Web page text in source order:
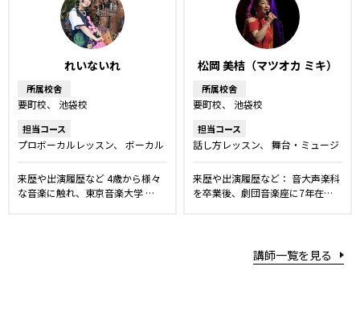
れいないれ
所属校舎
要町校 池袋校
担当コース
プロボーカルレッスン
ボーカル
ッスン
K-POPレッスン
キッ
ズ・ジュニアコース
ボイストレ
ーニング
来歴や出演履歴など 4歳から様々
な音楽に触れ、東京音楽大学 …
松岡 美桔（マツオカ ミキ）
所属校舎
要町校 池袋校
担当コース
話し方レッスン
舞台・ミュージ
コース
ボイストレーニング
プ
ロボーカルレッスン
ボーカルレ
ッスン
洋楽・発音矯正レッスン
来歴や出演履歴など： 音大声楽科
を卒業後、劇団音楽座に7年在…
講師一覧を見る